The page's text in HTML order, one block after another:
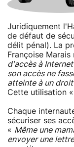
Juridiquement
de défaut de
délit pénal). La
Françoise Marais
d'accès à
son accès ne
atteinte à un
Cette utilisation
Chaque
sécuriser ses
« Même une
envoyer une